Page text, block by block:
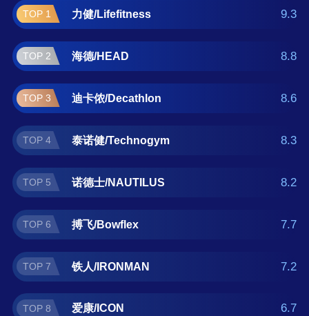
品牌排行榜,前十名分别是力健/Lifefitness、海
德/HEAD、迪卡侬/Decathlon、泰诺
健/Technogym、诺德士/NAUTILUS、搏
飞/Bowflex、铁人/IRONMAN、爱康/ICON、汉
臣/HARISON、速尔/SOLE。如果您正在查找综
合训练器什么牌子好？那么本综合训练器十大
品牌榜单可供您作为选购参考，我们致力于用
最真实的用户数据推荐口碑最好的综合训练器
TOP 1 力健/Lifefitness 9.3
TOP 2 海德/HEAD 8.8
TOP 3 迪卡侬/Decathlon 8.6
TOP 4 泰诺健/Technogym 8.3
TOP 5 诺德士/NAUTILUS 8.2
TOP 6 搏飞/Bowflex 7.7
TOP 7 铁人/IRONMAN 7.2
TOP 8 爱康/ICON 6.7